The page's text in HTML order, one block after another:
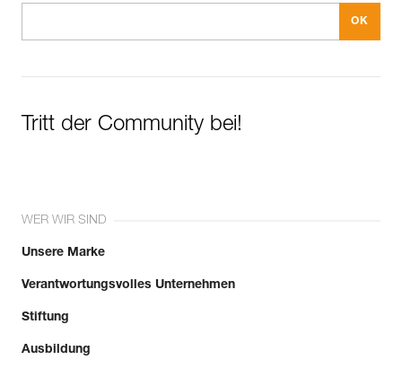
Tritt der Community bei!
WER WIR SIND
Unsere Marke
Verantwortungsvolles Unternehmen
Stiftung
Ausbildung